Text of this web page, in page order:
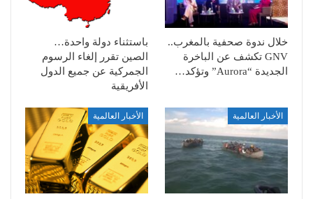
خلال ندوة صحفية بالمغرب..
GNV تكشف عن الباخرة
الجديدة “Aurora” وتؤكد…
باستثناء دولة واحدة…
الصين تقرر إلغاء الرسوم
الجمركية عن جميع الدول
الأفريقية
الأخبار العالمية الأخبار العالمية